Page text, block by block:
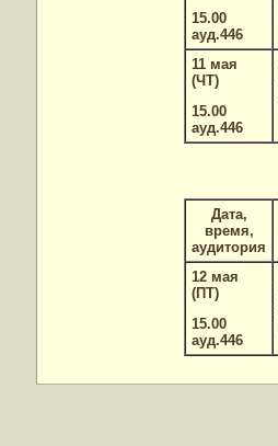
15.00
ауд.446
11 мая
(ЧТ)
15.00
ауд.446
Дата,
время,
аудитория
12 мая
(ПТ)
15.00
ауд.446